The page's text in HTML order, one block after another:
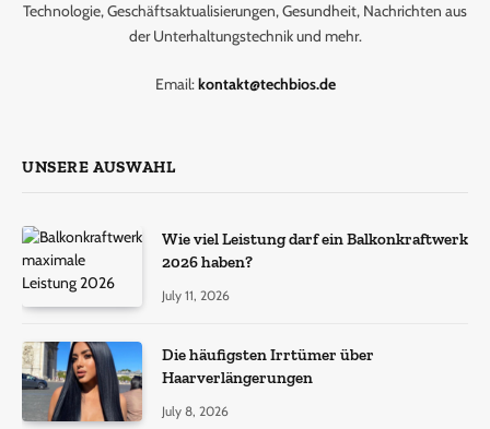
Technologie, Geschäftsaktualisierungen, Gesundheit, Nachrichten aus
der Unterhaltungstechnik und mehr.
Email: kontakt@techbios.de
UNSERE AUSWAHL
Wie viel Leistung darf ein Balkonkraftwerk
2026 haben?
July 11, 2026
Die häufigsten Irrtümer über
Haarverlängerungen
July 8, 2026